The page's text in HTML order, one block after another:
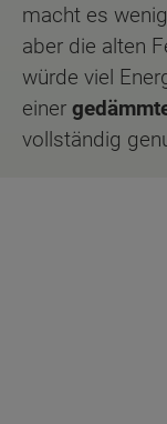
macht es
aber die alten
würde viel
einer
vollständig